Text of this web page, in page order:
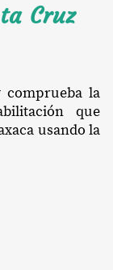
Cruz
comprueba la
que
usando la